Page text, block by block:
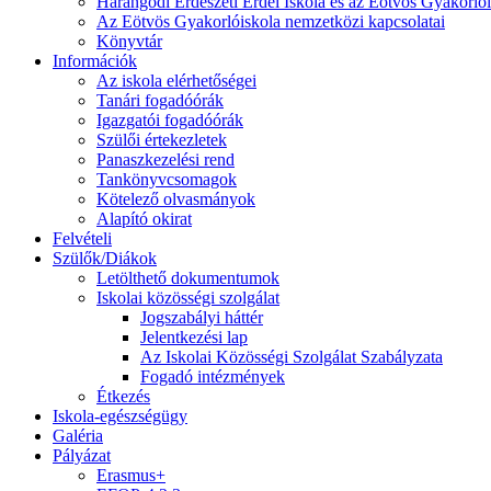
Az Eötvös Gyakorlóiskola nemzetközi kapcsolatai
Könyvtár
Információk
Az iskola elérhetőségei
Tanári fogadóórák
Igazgatói fogadóórák
Szülői értekezletek
Panaszkezelési rend
Tankönyvcsomagok
Kötelező olvasmányok
Alapító okirat
Felvételi
Szülők/Diákok
Letölthető dokumentumok
Iskolai közösségi szolgálat
Jogszabályi háttér
Jelentkezési lap
Az Iskolai Közösségi Szolgálat Szabályzata
Fogadó intézmények
Étkezés
Iskola-egészségügy
Galéria
Pályázat
Erasmus+